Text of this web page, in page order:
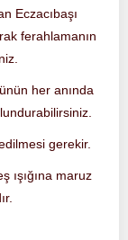
Eczacıbaşı
ferahlamanın
her anında
gerekir.
ışığına maruz